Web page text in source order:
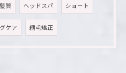
髪質 ヘッドスパ ショート
ケア 縮毛矯正